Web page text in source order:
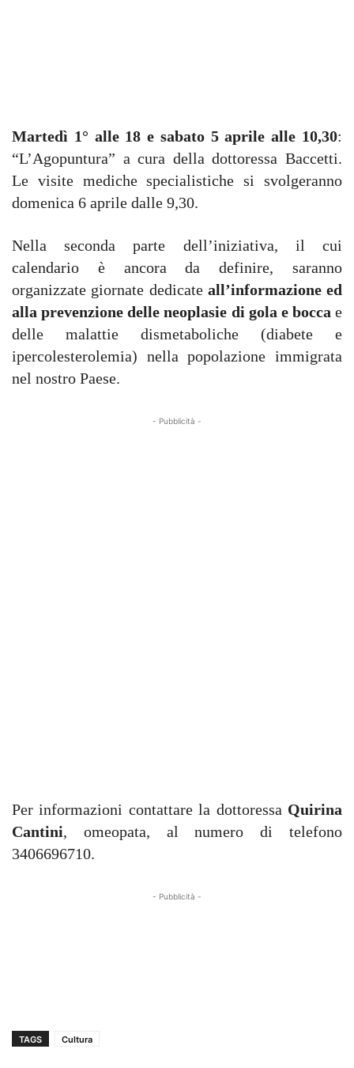
Martedì 1° alle 18 e sabato 5 aprile alle 10,30:
“L’Agopuntura” a cura della dottoressa Baccetti.
Le visite mediche specialistiche si svolgeranno
domenica 6 aprile dalle 9,30.
Nella seconda parte dell’iniziativa, il cui
calendario è ancora da definire, saranno
organizzate giornate dedicate all’informazione ed
alla prevenzione delle neoplasie di gola e bocca e
delle malattie dismetaboliche (diabete e
ipercolesterolemia) nella popolazione immigrata
nel nostro Paese.
- Pubblicità -
Per informazioni contattare la dottoressa Quirina
Cantini, omeopata, al numero di telefono
3406696710.
- Pubblicità -
TAGS Cultura